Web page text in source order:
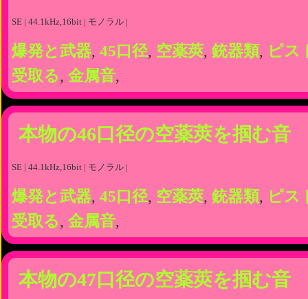
SE | 44.1kHz,16bit | モノラル |
爆発と武器, 45口径, 空薬莢, 銃器類, ピス
受取る, 金属音,
本物の46口径の空薬莢を掴む音
SE | 44.1kHz,16bit | モノラル |
爆発と武器, 45口径, 空薬莢, 銃器類, ピス
受取る, 金属音,
本物の47口径の空薬莢を掴む音